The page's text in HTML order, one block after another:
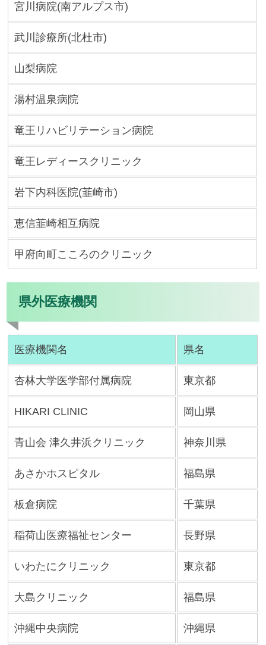
宮川病院(南アルプス市)
武川診療所(北杜市)
山梨病院
湯村温泉病院
竜王リハビリテーション病院
竜王レディースクリニック
岩下内科医院(韮崎市)
恵信韮崎相互病院
甲府向町こころのクリニック
県外医療機関
医療機関名 県名
杏林大学医学部付属病院 東京都
HIKARI CLINIC 岡山県
青山会 津久井浜クリニック 神奈川県
あさかホスピタル 福島県
板倉病院 千葉県
稲荷山医療福祉センター 長野県
いわたにクリニック 東京都
大島クリニック 福島県
沖縄中央病院 沖縄県